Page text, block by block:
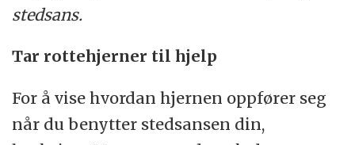
stedsans.
Tar rottehjerner til hjelp
For å vise hvordan hjernen oppfører seg
når du benytter stedsansen din,